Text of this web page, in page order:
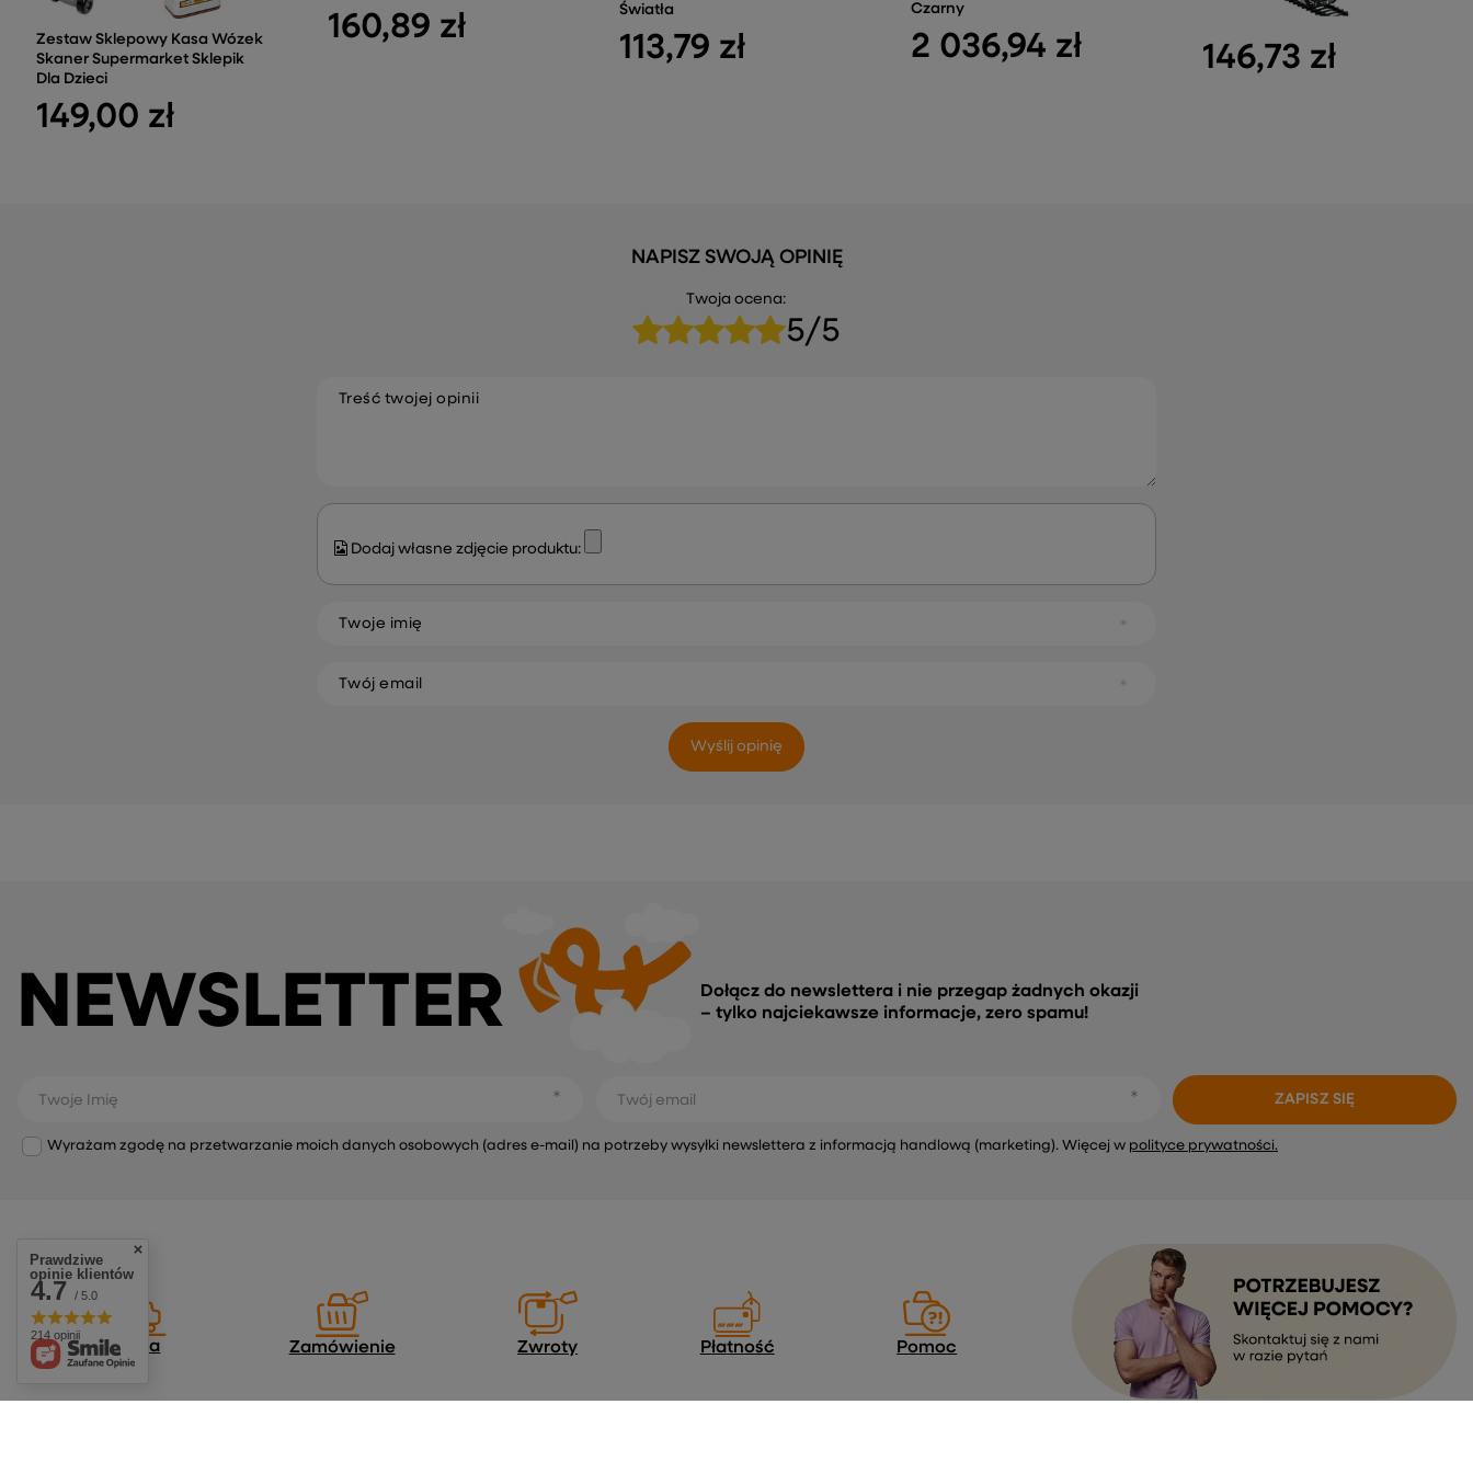
Zestaw Sklepowy Kasa Wózek
Skaner Supermarket Sklepik
Dla Dzieci
149,00 zł
160,89 zł
Światła
113,79 zł
Czarny
2 036,94 zł 146,73 zł
NAPISZ SWOJĄ OPINIĘ
Twoja ocena:
5/5
Treść twojej opinii
Dodaj własne zdjęcie produktu:
Twoje imię
Twój email
Wyślij opinię
NEWSLETTER
Dołącz do newslettera i nie przegap żadnych okazji
– tylko najciekawsze informacje, zero spamu!
Twoje Imię Twój email
Wyrażam zgodę na przetwarzanie moich danych osobowych (adres e-mail) na potrzeby wysyłki newslettera z informacją handlową (marketing). Więcej w polityce prywatności.
ZAPISZ SIĘ
Dostawa Zamówienie Zwroty Płatność Pomoc
Prawdziwe
opinie klientów
4.7 / 5.0
214 opinii